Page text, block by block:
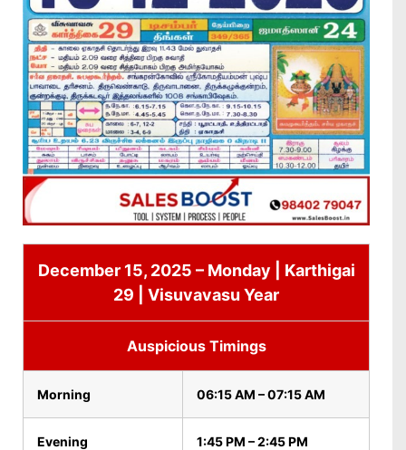
December 15, 2025 – Monday | Karthigai
29 | Visuvavasu Year
Auspicious Timings
Morning 06:15 AM – 07:15 AM
Evening 1:45 PM – 2:45 PM